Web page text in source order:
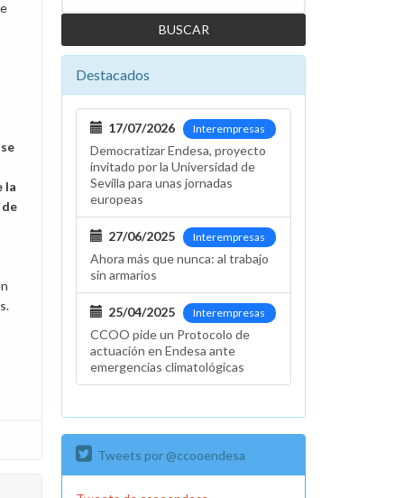
la
Destacados
Interempresas
17/07/2026
Democratizar Endesa, proyecto
invitado por la Universidad de
Sevilla para unas jornadas
europeas
Interempresas
27/06/2025
Ahora más que nunca: al trabajo
sin armarios
Interempresas
25/04/2025
CCOO pide un Protocolo de
actuación en Endesa ante
emergencias climatológicas
Tweets por @ccooendesa